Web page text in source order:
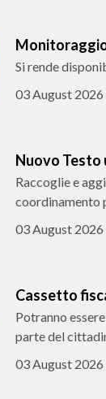
Si rende
03 August 2026
Nuovo Testo
Raccoglie e
coordinamento
03 August 2026
Cassetto
Potranno
parte del
03 August 2026